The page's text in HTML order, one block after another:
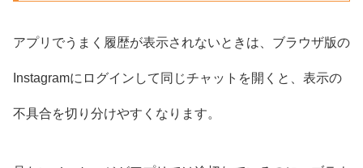
アプリでうまく履歴が表示されないときは、ブラウザ版の
Instagramにログインして同じチャットを開くと、表示の
不具合を切り分けやすくなります。